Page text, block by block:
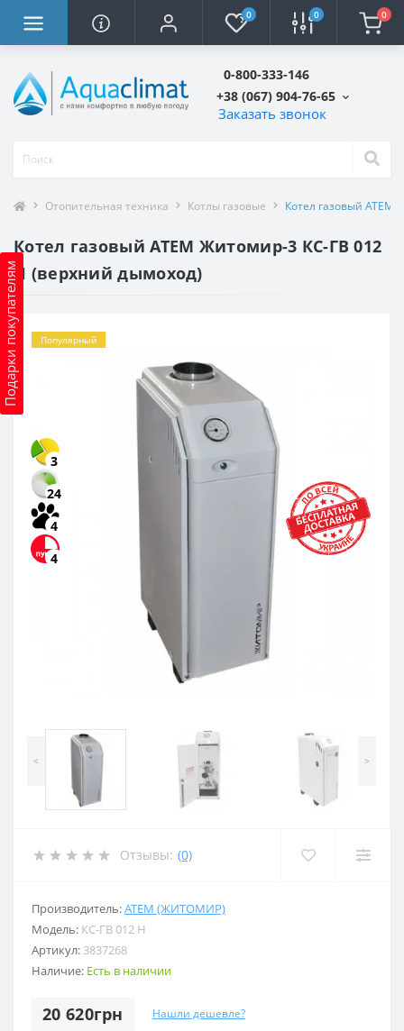
0 0 0
0-800-333-146
+38 (067) 904-76-65
Заказать звонок
Подарки покупателям
Отопительная техника Котлы газовые Котел газовый АТЕМ
Котел газовый АТЕМ Житомир-3 КС-ГВ 012
Н (верхний дымоход)
Популярный
3
24
4
4
< >
Отзывы: (0)
Производитель:АТЕМ (ЖИТОМИР)
Модель: КС-ГВ 012 Н
Артикул: 3837268
Наличие: Есть в наличии
20 620грн Нашли дешевле?